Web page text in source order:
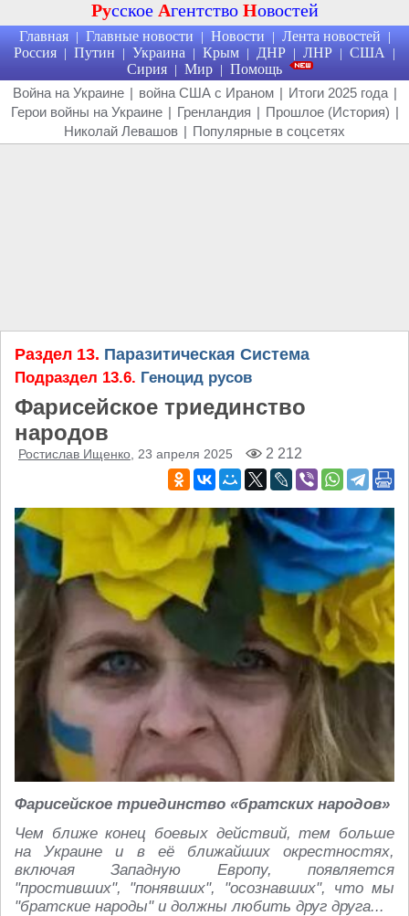
Русское Агентство Новостей
Главная | Главные новости | Новости | Лента новостей |
Россия | Путин | Украина | Крым | ДНР | ЛНР | США |
Сирия | Мир | Помощь
Война на Украине | война США с Ираном | Итоги 2025 года |
Герои войны на Украине | Гренландия | Прошлое (История) |
Николай Левашов | Популярные в соцсетях
Раздел 13. Паразитическая Система
Подраздел 13.6. Геноцид русов
Фарисейское триединство
народов
Ростислав Ищенко , 23 апреля 2025 2 212
Фарисейское триединство «братских народов»
Чем ближе конец боевых действий, тем больше
на Украине и в её ближайших окрестностях,
включая Западную Европу, появляется
"простивших", "понявших", "осознавших", что мы
"братские народы" и должны любить друг друга...